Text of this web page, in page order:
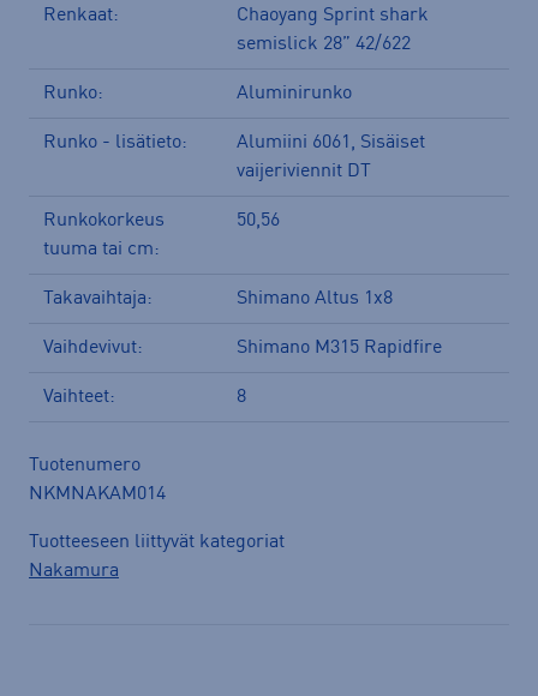
Renkaat:
Chaoyang Sprint shark
semislick 28” 42/622
Runko: Aluminirunko
Runko - lisätieto:
Alumiini 6061, Sisäiset
vaijeriviennit DT
Runkokorkeus
tuuma tai cm:
50,56
Takavaihtaja: Shimano Altus 1x8
Vaihdevivut: Shimano M315 Rapidfire
Vaihteet: 8
Tuotenumero
NKMNAKAM014
Tuotteeseen liittyvät kategoriat
Nakamura